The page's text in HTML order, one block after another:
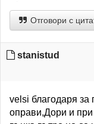
Отговори с
stanistud
velsi благодаря за
оправи,Дори и при